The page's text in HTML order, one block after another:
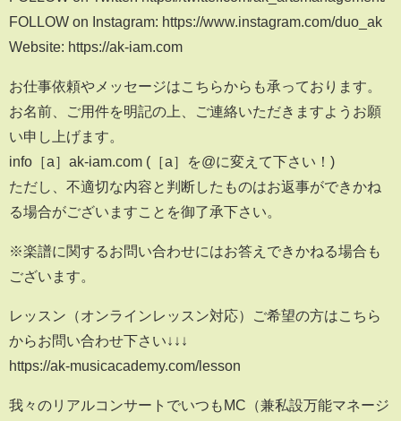
FOLLOW on Instagram: https://www.instagram.com/duo_ak
Website: https://ak-iam.com
お仕事依頼やメッセージはこちらからも承っております。
お名前、ご用件を明記の上、ご連絡いただきますようお願
い申し上げます。
info［a］ak-iam.com (［a］を@に変えて下さい！)
ただし、不適切な内容と判断したものはお返事ができかね
る場合がございますことを御了承下さい。
※楽譜に関するお問い合わせにはお答えできかねる場合も
ございます。
レッスン（オンラインレッスン対応）ご希望の方はこちら
からお問い合わせ下さい↓↓↓
https://ak-musicacademy.com/lesson
我々のリアルコンサートでいつもMC（兼私設万能マネージ